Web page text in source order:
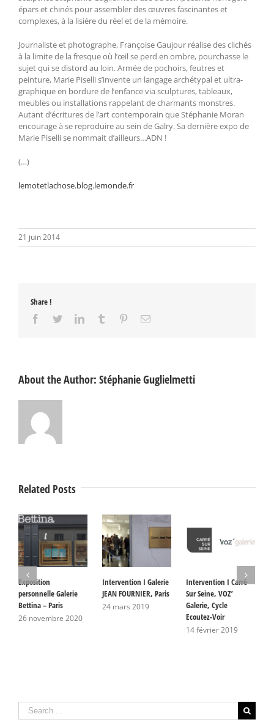
épars et chinés pour assembler des œuvres fascinantes et
complexes, à la lisière du réel et de la mémoire.
Journaliste et photographe, Françoise Gaujour réalise des clichés
à la limite de la fresque où l’œil se perd en ombre, pourchasse le
sujet qui se distord au loin. Armée de pochoirs, feutres et
peinture, Marie Piselli s’invente un langage archétypal et ultra-
graphique en bordure de l’enfance via sculptures, tableaux,
meubles ou installations rappelant de charmants monstres.
Autant d’écritures de l’art contemporain que Stéphanie Moran
encourage à se reproduire au sein de Galry. Sa dernière expo de
Marie Piselli se nommait d’ailleurs…ADN !
(…)
lemotetlachose.blog.lemonde.fr
21 juin 2014
Share !
Facebook
TwitterLinkedInTumblr PinterestEmail
About the Author: Stéphanie Guglielmetti
Related Posts
Exposition
personnelle Galerie
Bettina – Paris
26 novembre 2020
Intervention I Galerie
JEAN FOURNIER, Paris
24 mars 2019
Intervention I Carré
Sur Seine, VOZ’
Galerie, Cycle
Ecoutez-Voir
14 février 2019
Search
for: